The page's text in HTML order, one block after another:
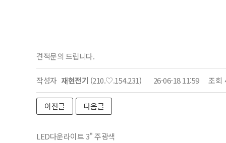
견적문의 드립니다.
작성자 재현전기 (210.♡.154.231) 26-06-18 11:59 조회
이전글 다음글
LED다운라이트 3" 주광색